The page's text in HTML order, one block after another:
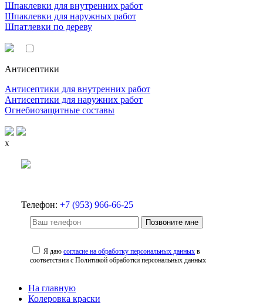
Шпаклевки для внутренних работ
Шпаклевки для наружных работ
Шпатлевки по дереву
Антисептики
Антисептики для внутренних работ
Антисептики для наружних работ
Огнебиозащитные составы
x
Телефон: +7 (953) 966-66-25
Позвоните мне
Я даюсогласие на обработку персональных данных в
соответствии с Политикой обработки персональных данных
На главную
Колеровка краски